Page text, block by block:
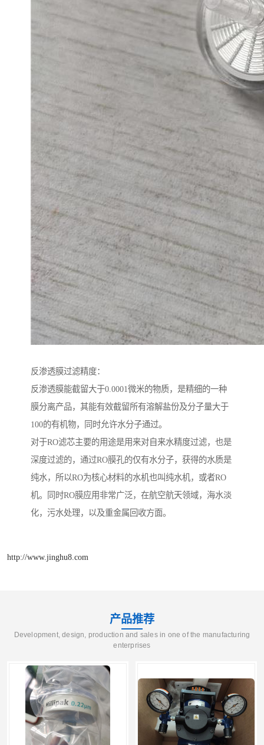
反渗透膜过滤精度：
反渗透膜能截留大于0.0001微米的物质，是精细的一种
膜分离产品，其能有效截留所有溶解盐份及分子量大于
100的有机物，同时允许水分子通过。
对于RO滤芯主要的用途是用来对自来水精度过滤，也是
深度过滤的，通过RO膜孔的仅有水分子，获得的水质是
纯水，所以RO为核心材料的水机也叫纯水机，或者RO
机。同时RO膜应用非常广泛，在航空航天领域，海水淡
化，污水处理，以及重金属回收方面。
http://www.jinghu8.com
产品推荐
Development, design, production and sales in one of the manufacturing
enterprises